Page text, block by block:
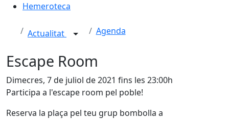
Hemeroteca
Actualitat Agenda
Escape Room
Dimecres, 7 de juliol de 2021 fins les 23:00h
Participa a l'escape room pel poble!
Reserva la plaça pel teu grup bombolla a